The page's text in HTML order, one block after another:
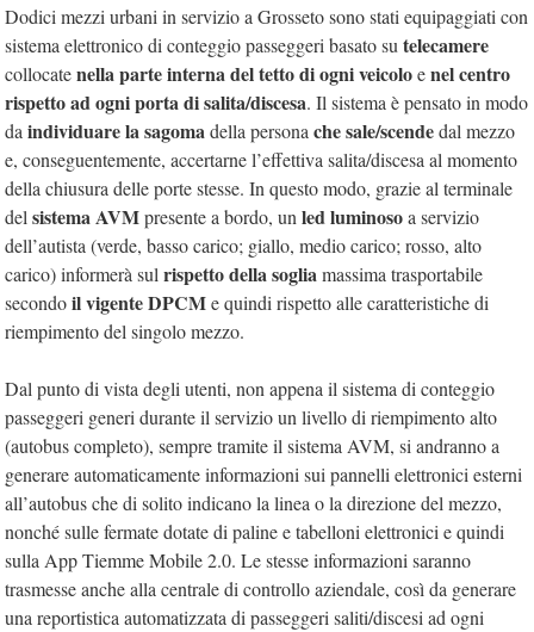
Dodici mezzi urbani in servizio a Grosseto sono stati equipaggiati con
sistema elettronico di conteggio passeggeri basato sutelecamere
collocatenella parte interna del tetto di ogni veicoloenel centro
rispetto ad ogni porta di salita/discesa. Il sistema è pensato in modo
daindividuare la sagomadella personache sale/scendedal mezzo
e, conseguentemente, accertarne l’effettiva salita/discesa al momento
della chiusura delle porte stesse. In questo modo, grazie al terminale
delsistema AVMpresente a bordo, unled luminosoa servizio
dell’autista (verde, basso carico; giallo, medio carico; rosso, alto
carico) informerà sulrispetto della sogliamassima trasportabile
secondoil vigente DPCMe quindi rispetto alle caratteristiche di
riempimento del singolo mezzo.
Dal punto di vista degli utenti, non appena il sistema di conteggio
passeggeri generi durante il servizio un livello di riempimento alto
(autobus completo), sempre tramite il sistema AVM, si andranno a
generare automaticamente informazioni sui pannelli elettronici esterni
all’autobus che di solito indicano la linea o la direzione del mezzo,
nonché sulle fermate dotate di paline e tabelloni elettronici e quindi
sulla App Tiemme Mobile 2.0. Le stesse informazioni saranno
trasmesse anche alla centrale di controllo aziendale, così da generare
una reportistica automatizzata di passeggeri saliti/discesi ad ogni